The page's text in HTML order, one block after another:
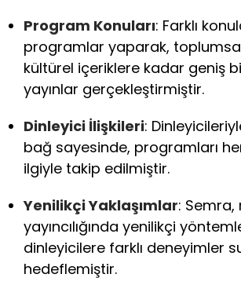
Program Konuları: Farklı
programlar yaparak,
kültürel içeriklere kadar geniş
yayınlar gerçekleştirmiştir.
Dinleyici İlişkileri:
bağ sayesinde, programları
ilgiyle takip edilmiştir.
Yenilikçi Yaklaşımlar:
yayıncılığında yenilikçi
dinleyicilere farklı deneyimler
hedeflemiştir.